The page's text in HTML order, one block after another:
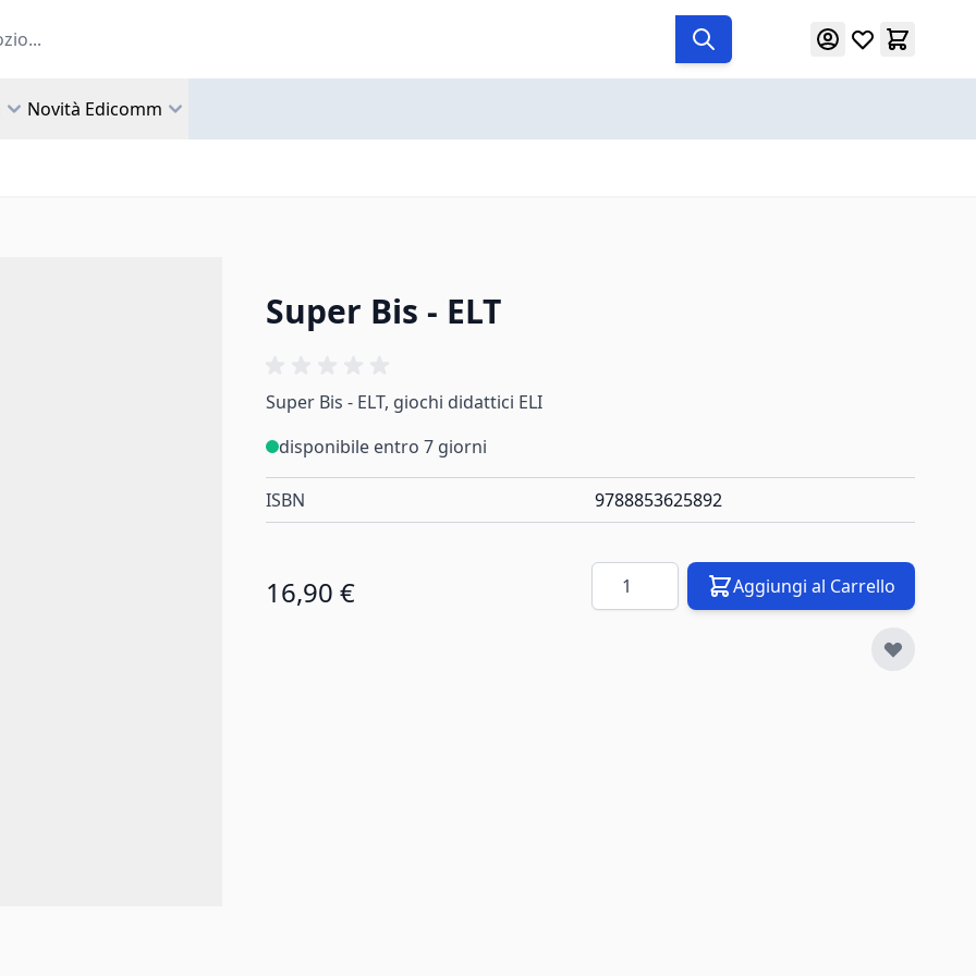
Novità Edicomm
Super Bis - ELT
Super Bis - ELT, giochi didattici ELI
disponibile entro 7 giorni
ISBN 9788853625892
16,90 € Quantità Aggiungi al Carrello